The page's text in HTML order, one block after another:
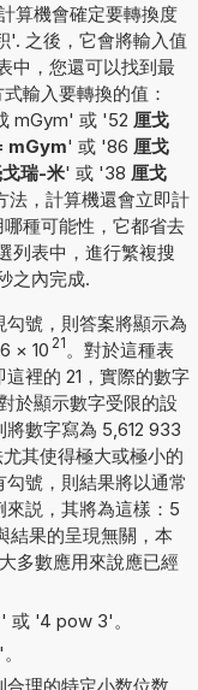
算機會確定要轉換度
'. 之後，它會將輸入值
中，您還可以找到最
輸入要轉換的值：
mGym' 或 '52 厘戈
mGym' 或 '86 厘戈
瑞-米' 或 '38 厘戈
法，計算機還會立即計
種可能性，它都省去
列表中，進行繁複搜
之內完成.
號，則答案將顯示為
× 10 21 。對於這種表
裡的 21，實際的數字
於顯示數字受限的設
數字寫為 5,612 933
其使得極大或極小的
號，則結果將以通常
説，其將為這樣：5
結果的呈現無關，本
多數應用來說應已經
'4 pow 3'。
理的特定小数位数。